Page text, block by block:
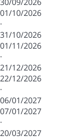
01/10/2026
·
31/10/2026
01/11/2026
·
21/12/2026
22/12/2026
·
06/01/2027
07/01/2027
·
20/03/2027